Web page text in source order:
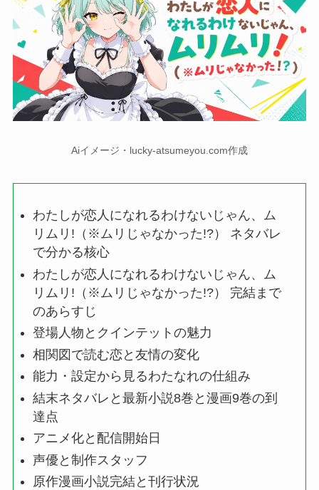
Aiイメージ・lucky-atsumeyou.com作成
わたしが恋人になれるわけないじゃん、ム
リムリ!（※ムリじゃなかった!?） ネタバレ
で分かる核心
わたしが恋人になれるわけないじゃん、ム
リムリ!（※ムリじゃなかった!?） 完結まで
のあらすじ
登場人物とクインテットの魅力
相関図で読む恋と友情の変化
能力・設定から見るわたなれの仕組み
結末ネタバレと最新小説8巻と漫画9巻の到
達点
アニメ化と配信開始日
声優と制作スタッフ
原作漫画小説完結と刊行状況